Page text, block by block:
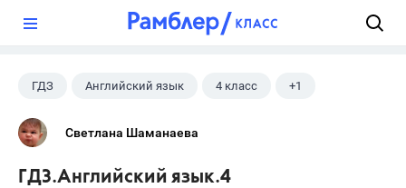
ГДЗ Английский язык 4 класс +1
Верещагина И.Н.
Светлана Шаманаева
ГДЗ.Английский язык.4